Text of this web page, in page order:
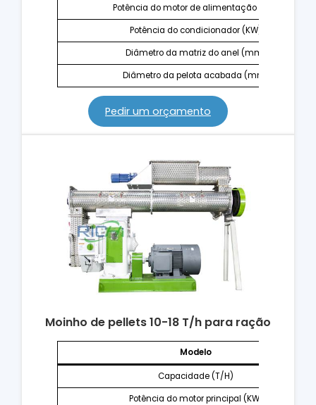
Potência do motor de alimentação (KW)
Potência do condicionador (KW)
Diâmetro da matriz do anel (mm)
Diâmetro da pelota acabada (mm)
Pedir um orçamento
Moinho de pellets 10-18 T/h para ração
Modelo
Capacidade (T/H)
Potência do motor principal (KW)